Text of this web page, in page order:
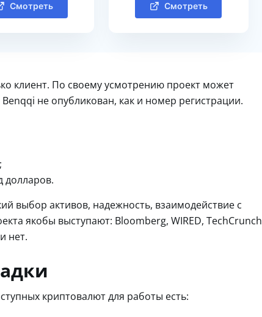
Смотреть Смотреть
клиент. По своему усмотрению проект может
не опубликован, как и номер регистрации.
долларов.
выбор активов, надежность, взаимодействие с
якобы выступают: Bloomberg, WIRED, TechCrunch
нет.
криптовалют для работы есть: